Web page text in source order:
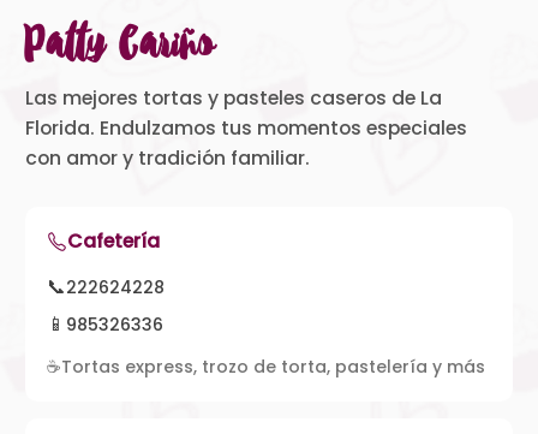
Patty Cariño
Las mejores tortas y pasteles caseros de La
Florida. Endulzamos tus momentos especiales
con amor y tradición familiar.
Cafetería
📞222624228
📱 985326336
☕Tortas express, trozo de torta, pastelería y más